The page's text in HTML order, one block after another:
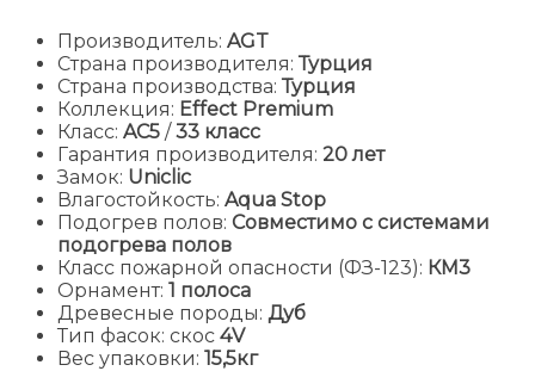
Производитель: AGT
Страна производителя: Турция
Страна производства: Турция
Коллекция: Effect Premium
Класс: AC5 /33 класс
Гарантия производителя: 20 лет
Замок: Uniclic
Влагостойкость: Aqua Stop
Подогрев полов: Совместимо с системами
подогрева полов
Класс пожарной опасности (ФЗ-123): КМ3
Орнамент: 1 полоса
Древесные породы: Дуб
Тип фасок: скос 4V
Вес упаковки: 15,5кг